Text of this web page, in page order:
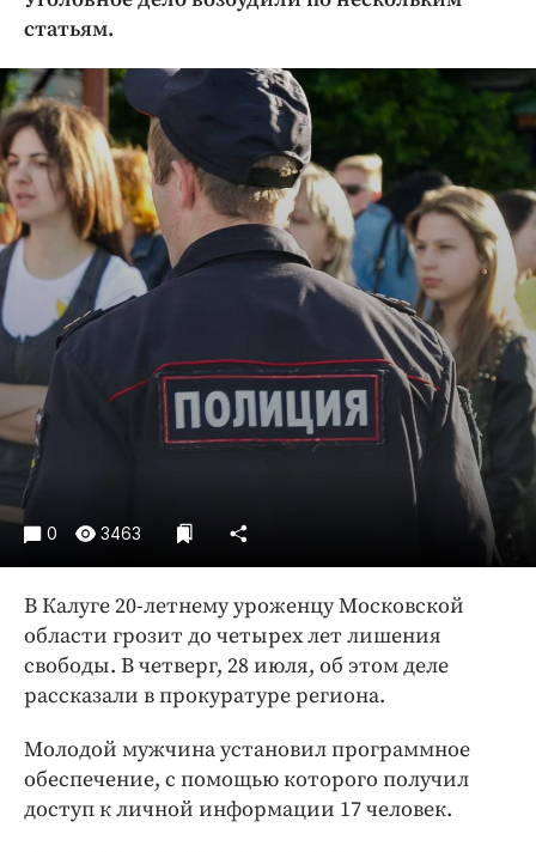
Криминал
Недвижимость и ЖКХ
Образование
Общество
Погода
Праздники
Происшествия
Спорт
Экономика и бизнес
ПРОЕКТЫ
Интересное чтиво
Бренд года
Работодатель года
статьям.
0 3463
В Калуге 20-летнему уроженцу Московской
области грозит до четырех лет лишения
свободы. В четверг, 28 июля, об этом деле
рассказали в прокуратуре региона.
Молодой мужчина установил программное
обеспечение, с помощью которого получил
доступ к личной информации 17 человек.